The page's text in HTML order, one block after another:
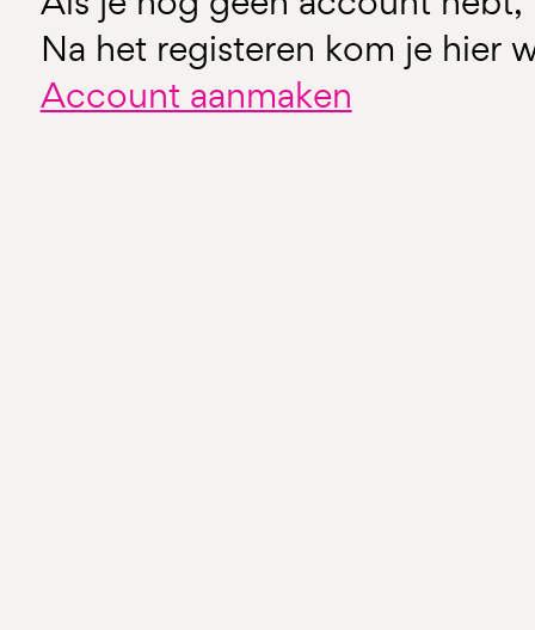
Na het registeren kom je hier
Account aanmaken